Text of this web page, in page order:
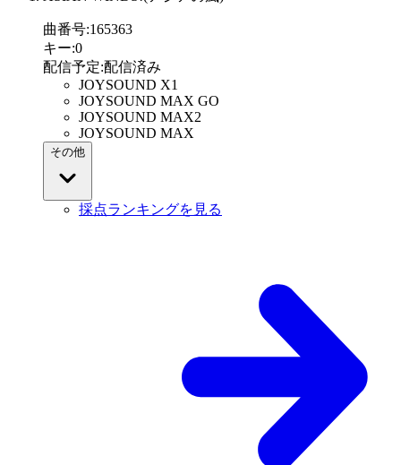
曲番号:165363
キー:0
配信予定:配信済み
JOYSOUND X1
JOYSOUND MAX GO
JOYSOUND MAX2
JOYSOUND MAX
その他
採点ランキングを見る